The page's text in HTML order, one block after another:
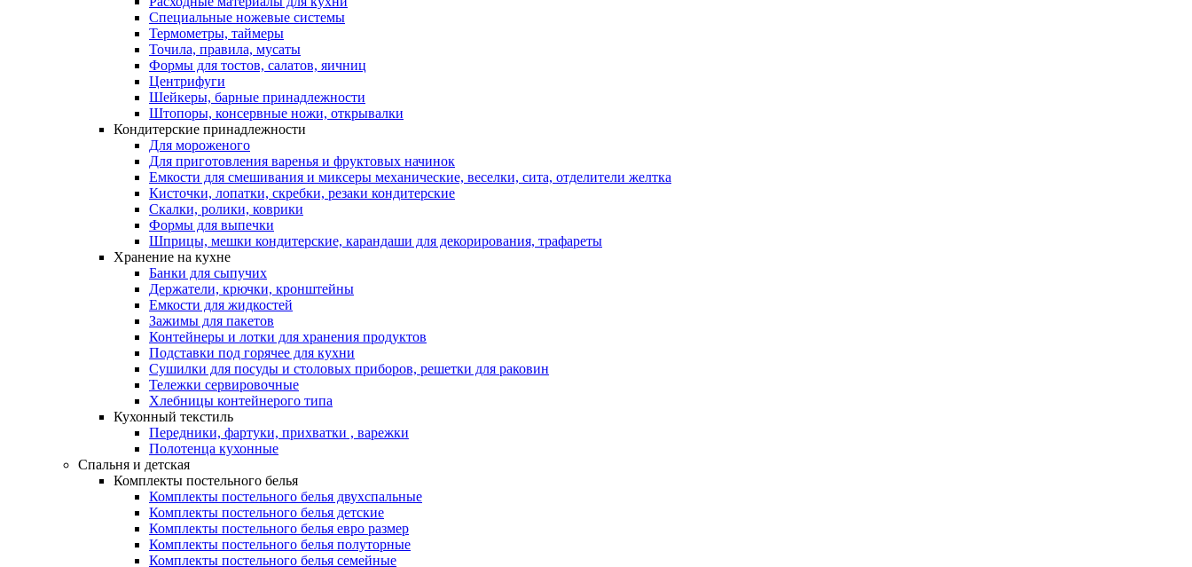
Специальные ножевые системы
Термометры, таймеры
Точила, правила, мусаты
Формы для тостов, салатов, яичниц
Центрифуги
Шейкеры, барные принадлежности
Штопоры, консервные ножи, открывалки
Кондитерские принадлежности
Для мороженого
Для приготовления варенья и фруктовых начинок
Емкости для смешивания и миксеры механические, веселки, сита, отделители желтка
Кисточки, лопатки, скребки, резаки кондитерские
Скалки, ролики, коврики
Формы для выпечки
Шприцы, мешки кондитерские, карандаши для декорирования, трафареты
Хранение на кухне
Банки для сыпучих
Держатели, крючки, кронштейны
Емкости для жидкостей
Зажимы для пакетов
Контейнеры и лотки для хранения продуктов
Подставки под горячее для кухни
Сушилки для посуды и столовых приборов, решетки для раковин
Тележки сервировочные
Хлебницы контейнерого типа
Кухонный текстиль
Передники, фартуки, прихватки , варежки
Полотенца кухонные
Спальня и детская
Комплекты постельного белья
Комплекты постельного белья двухспальные
Комплекты постельного белья детские
Комплекты постельного белья евро размер
Комплекты постельного белья полуторные
Комплекты постельного белья семейные